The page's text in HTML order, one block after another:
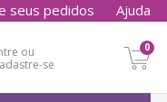
seus pedidos Ajuda
ou
se
0